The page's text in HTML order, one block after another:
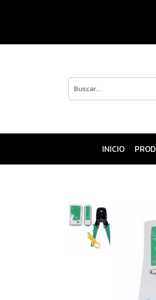
INICIO